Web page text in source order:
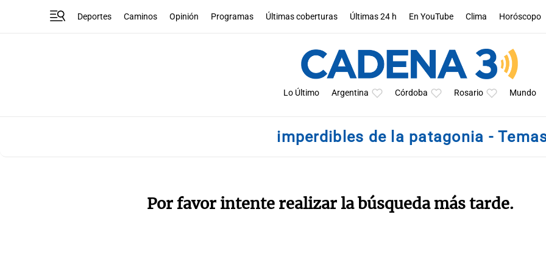
Deportes Caminos Opinión Programas Últimas coberturas Últimas 24 h En YouTube Clima Horóscopo
Lo Último Argentina Córdoba Rosario Mundo
imperdibles de la patagonia -
Por favor intente realizar la búsqueda más tarde.